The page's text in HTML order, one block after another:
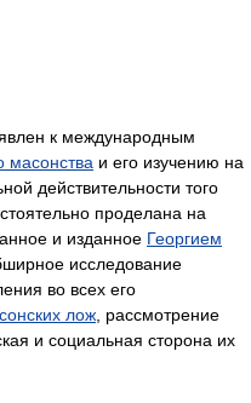
к международным
масонства и его изучению на
действительности того
проделана на
и изданное Георгием
исследование
во всех его
лож , рассмотрение
и социальная сторона их